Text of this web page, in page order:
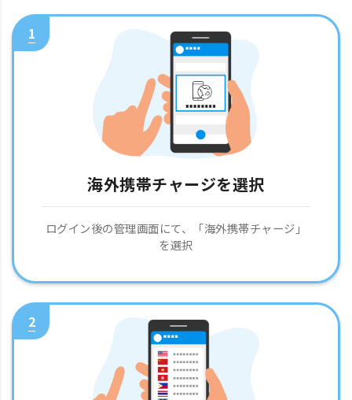
1
海外携帯チャージを選択
ログイン後の管理画面にて、「海外携帯チャージ」
を選択
2